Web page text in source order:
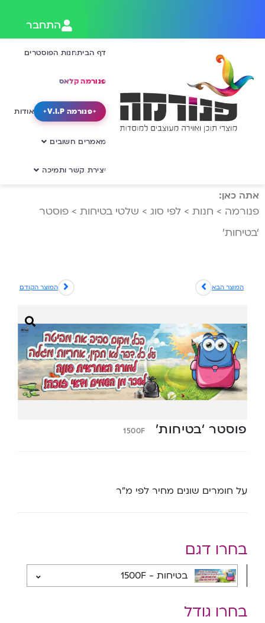
התחבר
דף הביתחנות הפוסטרים
פנורמה קלאס
פנורמה V.I.P אודות
מאמרים חשובים
יצירת קשר ותמיכה
אתה כאן:
פנורמה > חנות > לפי סוג > שלטי בטיחות > פוסטר
‘בטיחות’
המוצר הקודם המוצר הבא
פוסטר ‘בטיחות’ 1500F
על חומרים שונים מחיר לפי מ”ר
בחרו דגם
בחרו גודל